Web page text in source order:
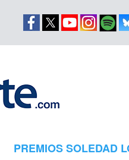
PREMIOS SOLEDAD